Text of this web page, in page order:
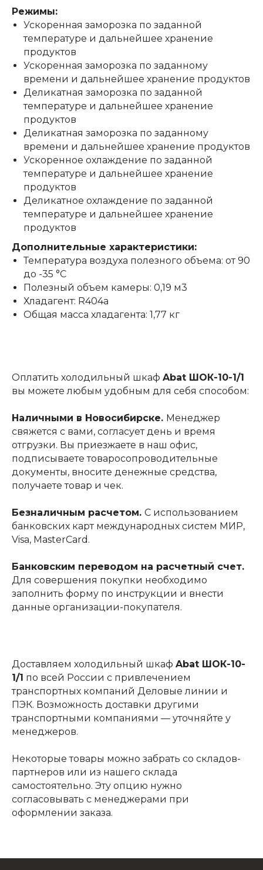
Режимы:
Ускоренная заморозка по заданной
температуре и дальнейшее хранение
продуктов
Ускоренная заморозка по заданному
времени и дальнейшее хранение продуктов
Деликатная заморозка по заданной
температуре и дальнейшее хранение
продуктов
Деликатная заморозка по заданному
времени и дальнейшее хранение продуктов
Ускоренное охлаждение по заданной
температуре и дальнейшее хранение
продуктов
Деликатное охлаждение по заданной
температуре и дальнейшее хранение
продуктов
Дополнительные характеристики:
Температура воздуха полезного объема: от 90
до -35 °C
Полезный объем камеры: 0,19 м3
Хладагент: R404a
Общая масса хладагента: 1,77 кг
Оплатить холодильный шкаф Abat ШОК-10-1/1
вы можете любым удобным для себя способом:
Наличными в Новосибирске. Менеджер
свяжется с вами, согласует день и время
отгрузки. Вы приезжаете в наш офис,
подписываете товаросопроводительные
документы, вносите денежные средства,
получаете товар и чек.
Безналичным расчетом. С использованием
банковских карт международных систем МИР,
Visa, MasterCard.
Банковским переводом на расчетный счет.
Для совершения покупки необходимо
заполнить форму по инструкции и внести
данные организации-покупателя.
Доставляем холодильный шкаф Abat ШОК-10-
1/1 по всей России с привлечением
транспортных компаний Деловые линии и
ПЭК. Возможность доставки другими
транспортными компаниями — уточняйте у
менеджеров.
Некоторые товары можно забрать со складов-
партнеров или из нашего склада
самостоятельно. Эту опцию нужно
согласовывать с менеджерами при
оформлении заказа.